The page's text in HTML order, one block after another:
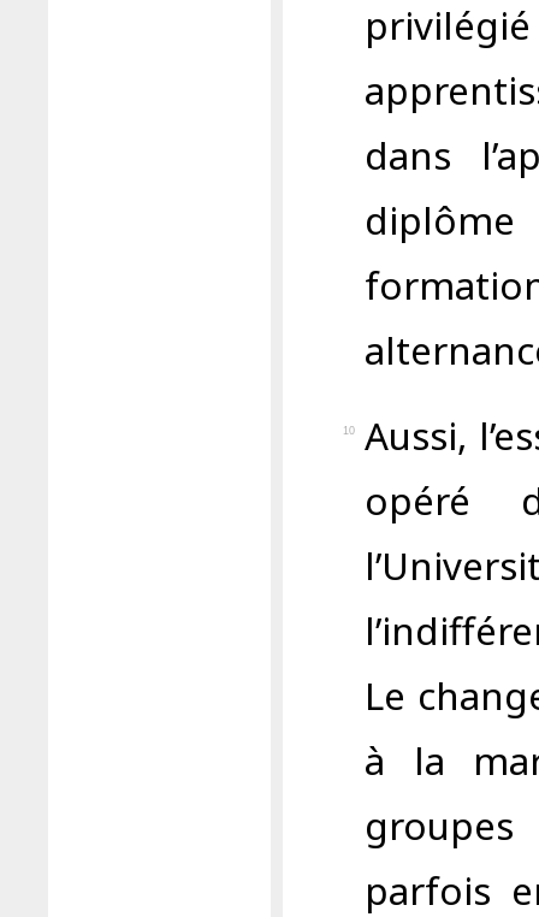
dans
10
Aussi,
opéré
Le
à la
groupes
parfois